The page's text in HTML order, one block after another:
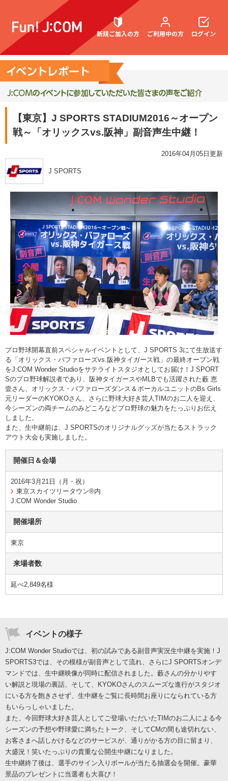
新規ご加入の方 ご利用中の方
契約内容確認・変更
お困りごと解決・よくあるご質問
ログイン
【東京】J SPORTS STADIUM2016～オープン
戦～「オリックスvs.阪神」副音声生中継！
2016年04月05日更新
J SPORTS
プロ野球開幕直前スペシャルイベントとして、J SPORTS 3にて生放送す
る「オリックス・バファローズvs.阪神タイガース戦」の最終オープン戦
をJ:COM Wonder Studioをサテライトスタジオとしてお届け！J SPORT
Sのプロ野球解説者であり、阪神タイガースやMLBでも活躍された藪 恵
壹さん、オリックス・バファローズダンス＆ボーカルユニットのBs Girls
元リーダーのKYOKOさん、さらに野球大好き芸人TIMのお二人を迎え、
今シーズンの両チームのみどころなどプロ野球の魅力をたっぷりお伝え
しました。
また、生中継前は、J SPORTSのオリジナルグッズが当たるストラック
アウト大会も実施しました。
開催日＆会場
2016年3月21日（月・祝）
東京スカイツリータウン®内
J:COM Wonder Studio
開催場所
東京
来場者数
延べ2,849名様
イベントの様子
J:COM Wonder Studioでは、初の試みである副音声実況生中継を実施！J
SPORTS3では、その模様が副音声として流れ、さらにJ SPORTSオンデ
マンドでは、生中継映像が同時に配信されました。藪さんの分かりやす
い解説と現場の裏話、そして、KYOKOさんのスムーズな進行がスタジオ
にいる方を飽きさせず、生中継をご覧に長時間お座りになられている方
もいらっしゃいました。
また、今回野球大好き芸人としてご登場いただいたTIMのお二人による今
シーズンの予想や野球愛に満ちたトーク、そしてCMの間も途切れない、
お客さまへ話しかけるなどのサービスが、通りがかる方の目に留まり、
大盛況！笑いたっぷりの貴重な公開生中継になりました。
生中継終了後は、選手のサイン入りボールが当たる抽選会を開催。豪華
景品のプレゼントに当選者も大喜び！